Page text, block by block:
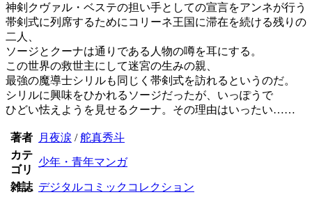
神剣クヴァル・ベステの担い手としての宣言をアンネが行う
帯剣式に列席するためにコリーネ王国に滞在を続ける残りの
二人、
ソージとクーナは通りである人物の噂を耳にする。
この世界の救世主にして迷宮の生みの親、
最強の魔導士シリルも同じく帯剣式を訪れるというのだ。
シリルに興味をひかれるソージだったが、いっぽうで
ひどい怯えようを見せるクーナ。その理由はいったい……
著者 月夜涙 /舵真秀斗
カテ
ゴリ
少年・青年マンガ
雑誌 デジタルコミックコレクション